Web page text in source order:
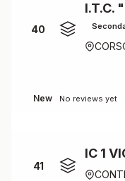
40
I.T.C.
New No reviews yet
41
IC 1